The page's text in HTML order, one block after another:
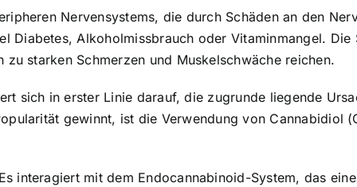
Nervensystems, die durch Schäden an den
Diabetes, Alkoholmissbrauch oder Vitaminmangel.
starken Schmerzen und Muskelschwäche reichen.
sich in erster Linie darauf, die zugrunde liegende
gewinnt, ist die Verwendung von Cannabidiol
interagiert mit dem Endocannabinoid-System, das